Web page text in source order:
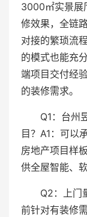
3000㎡实景展
修效果，全链
对接的繁琐流
的模式也能充
端项目交付经
的装修需求。
Q1：台州
目？A1：可以
房地产项目样
供全屋智能、
Q2：上门
前针对有装修